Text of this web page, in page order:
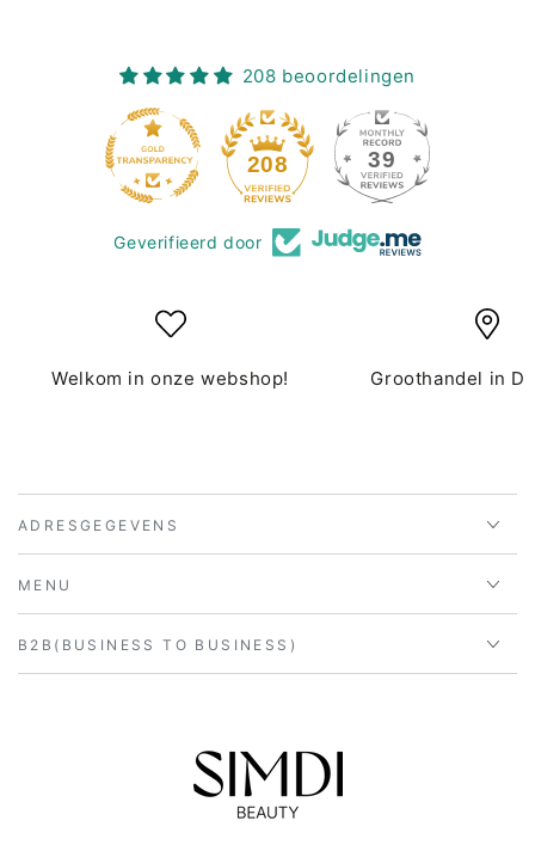
208 beoordelingen
208 39
Geverifieerd door
Welkom in onze webshop! Groothandel in
ADRESGEGEVENS
MENU
B2B(BUSINESS TO BUSINESS)